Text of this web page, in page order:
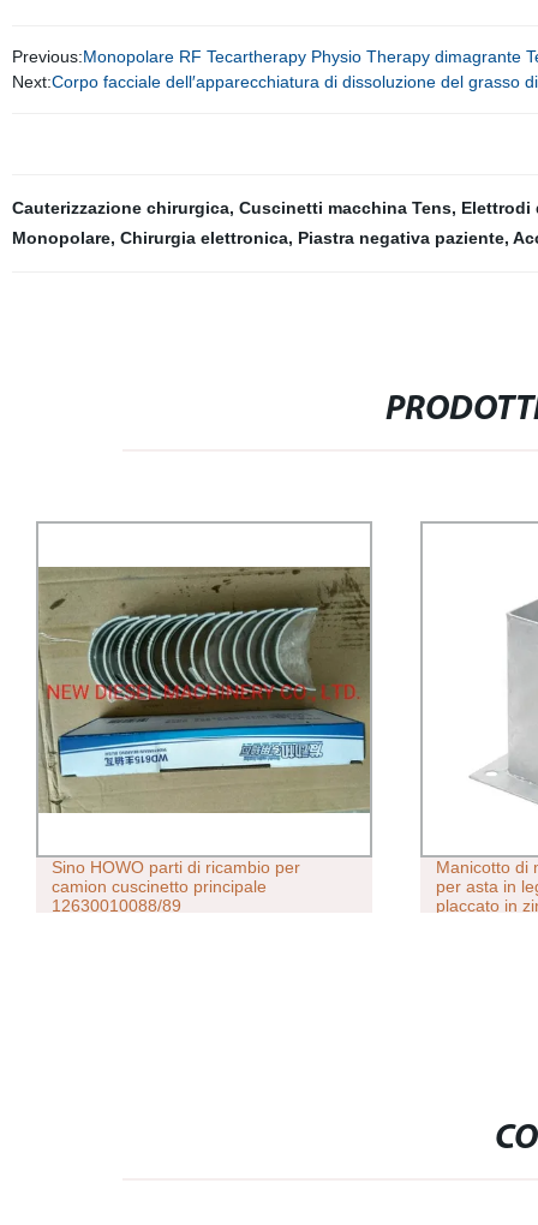
Previous:Monopolare RF Tecartherapy Physio Therapy dimagrante
Next:Corpo facciale dell′apparecchiatura di dissoluzione del grasso
Cauterizzazione chirurgica, Cuscinetti macchina Tens, Elettrodi
Monopolare, Chirurgia elettronica, Piastra negativa paziente,
Sino HOWO parti di ricambio per
camion cuscinetto principale
12630010088/89
Manicotto di
per asta in
placcato in